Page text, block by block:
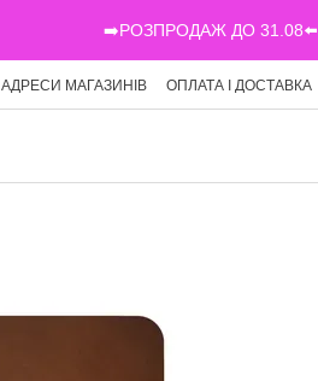
➡️РОЗПРОДАЖ ДО 31.08⬅️
АДРЕСИ МАГАЗИНІВ ОПЛАТА І ДОСТАВКА